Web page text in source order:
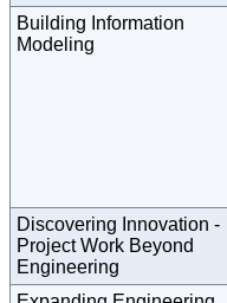
Building Information
Modeling
Discovering Innovation -
Project Work Beyond
Engineering